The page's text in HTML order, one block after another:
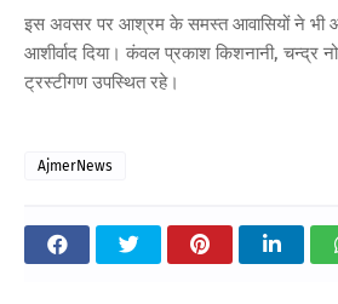
इस अवसर पर आश्रम के समस्त आवासियों ने भी
आशीर्वाद दिया। कंवल प्रकाश किशनानी, चन्द्र
ट्रस्टीगण उपस्थित रहे।
AjmerNews